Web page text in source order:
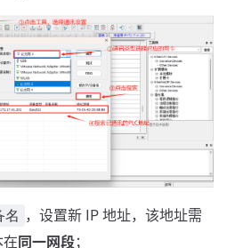
，设置新 IP 地址，该地址需
同一网段；